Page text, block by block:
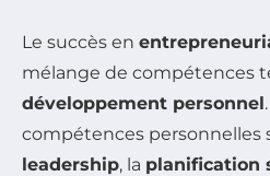
Le succès en
mélange de compétences
développement personnel
compétences personnelles
leadership, la planification